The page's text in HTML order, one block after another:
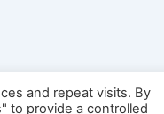
and repeat visits. By
to provide a controlled